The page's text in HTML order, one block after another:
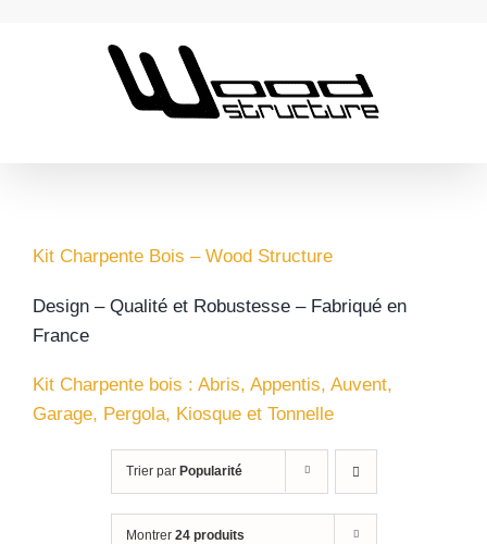
Kit Charpente Bois – Wood Structure
Design – Qualité et Robustesse – Fabriqué en
France
Kit Charpente bois : Abris, Appentis, Auvent,
Garage, Pergola, Kiosque et Tonnelle
Trier par Popularité
Montrer 24 produits